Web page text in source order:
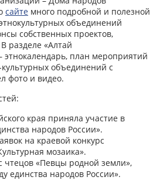
сайте много подробной и полезной
объединений
собственных проектов,
разделе «Алтай
план мероприятий
объединений с
фото и видео.
края приняла участие в
народов России».
на краевой конкурс
мозаика».
чтецов «Певцы родной земли»,
единства народов России».